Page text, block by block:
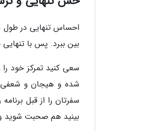
احساس تنهایی در طول
بین ببرد. پس با
سعی کنید تمرکز خود
شده و هیجان و شعفی
سفرتان را از قبل
بینید هم صحبت شوید و